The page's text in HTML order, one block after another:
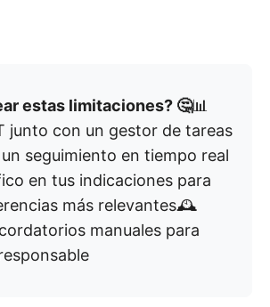
estas limitaciones? 🤔📊
junto con un gestor de tareas
seguimiento en tiempo real
en tus indicaciones para
más relevantes🕰️
manuales para